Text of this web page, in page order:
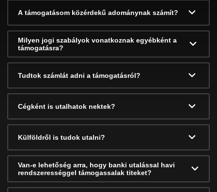
A támogatásom közérdekű adománynak számít?
Milyen jogi szabályok vonatkoznak egyébként a
támogatásra?
Tudtok számlát adni a támogatásról?
Cégként is utalhatok nektek?
Külföldről is tudok utalni?
Van-e lehetőség arra, hogy banki utalással havi
rendszerességgel támogassalak titeket?